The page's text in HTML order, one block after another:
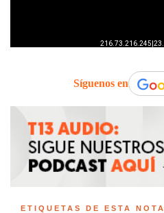
Síguenos en
ETIQUETAS DE ESTA NOTA